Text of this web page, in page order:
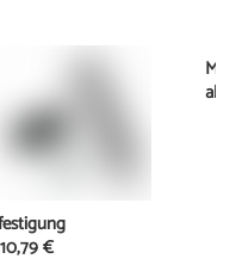
10,79 €
ab